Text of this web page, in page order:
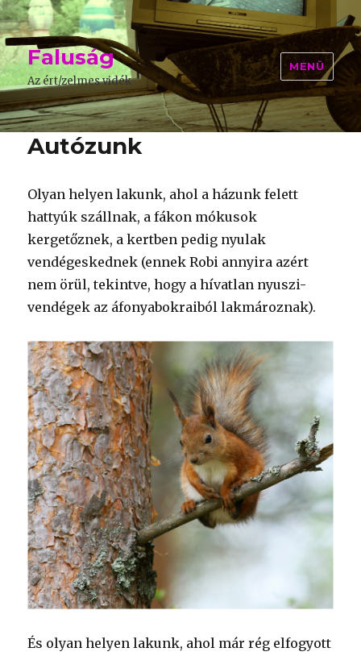
Faluság
Az ért/zelmes vidék
MENÜ
Autózunk
Olyan helyen lakunk, ahol a házunk felett
hattyúk szállnak, a fákon mókusok
kergetőznek, a kertben pedig nyulak
vendégeskednek (ennek Robi annyira azért
nem örül, tekintve, hogy a hívatlan nyuszi-
vendégek az áfonyabokraiból lakmároznak).
És olyan helyen lakunk, ahol már rég elfogyott